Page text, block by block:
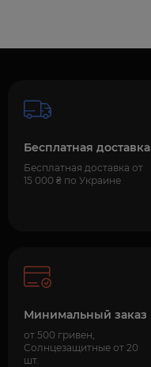
Бесплатная доставка
Бесплатная доставка от
15 000 ₴ по Украине
Минимальный заказ
от 500 гривен,
Солнцезащитные от 20
шт.